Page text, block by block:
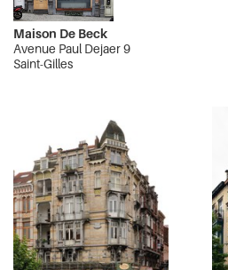
Maison De Beck
Avenue Paul Dejaer 9
Saint-Gilles